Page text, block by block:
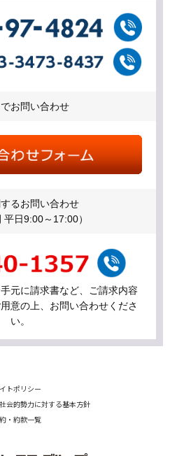
お問い合わせ
るお問い合わせ
平日9:00～17:00）
元に請求書など、ご請求内容
意の上、お問い合わせくださ
い。
トポリシー
会的勢力に対する基本方針
・約款一覧